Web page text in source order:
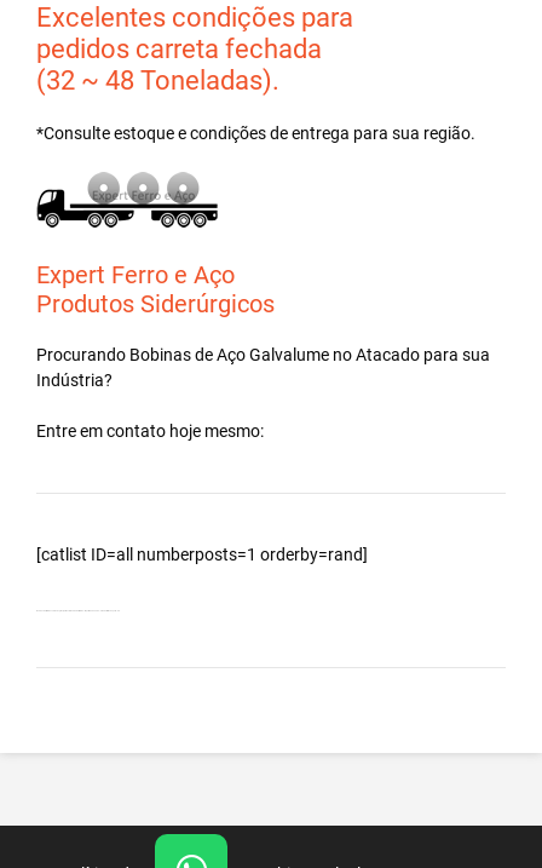
Excelentes condições para
pedidos carreta fechada
(32 ~ 48 Toneladas).
*Consulte estoque e condições de entrega para sua região.
Expert Ferro e Aço
Produtos Siderúrgicos
Procurando Bobinas deAço Galvalume noAtacado para sua
Indústria?
Entre em contato hoje mesmo:
[catlist ID=all numberposts=1 orderby=rand]